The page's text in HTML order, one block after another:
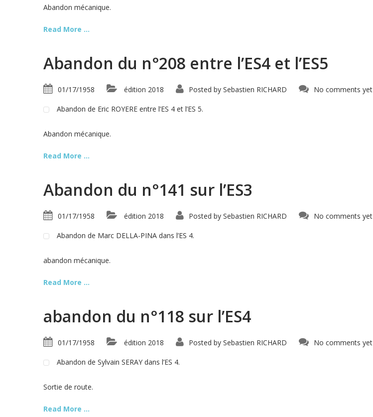
Abandon mécanique.
Read More ...
Abandon du n°208 entre l’ES4 et l’ES5
01/17/1958 édition 2018 Posted by Sebastien RICHARD No comments yet
Abandon de Eric ROYERE entre l’ES 4 et l’ES 5.
Abandon mécanique.
Read More ...
Abandon du n°141 sur l’ES3
01/17/1958 édition 2018 Posted by Sebastien RICHARD No comments yet
Abandon de Marc DELLA-PINA dans l’ES 4.
abandon mécanique.
Read More ...
abandon du n°118 sur l’ES4
01/17/1958 édition 2018 Posted by Sebastien RICHARD No comments yet
Abandon de Sylvain SERAY dans l’ES 4.
Sortie de route.
Read More ...